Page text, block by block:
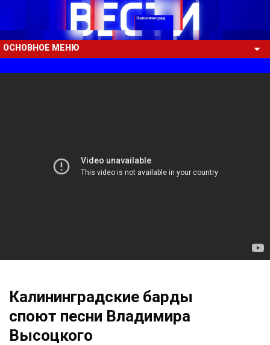
ОСНОВНОЕ МЕНЮ
Калининградские барды
споют песни Владимира
Высоцкого